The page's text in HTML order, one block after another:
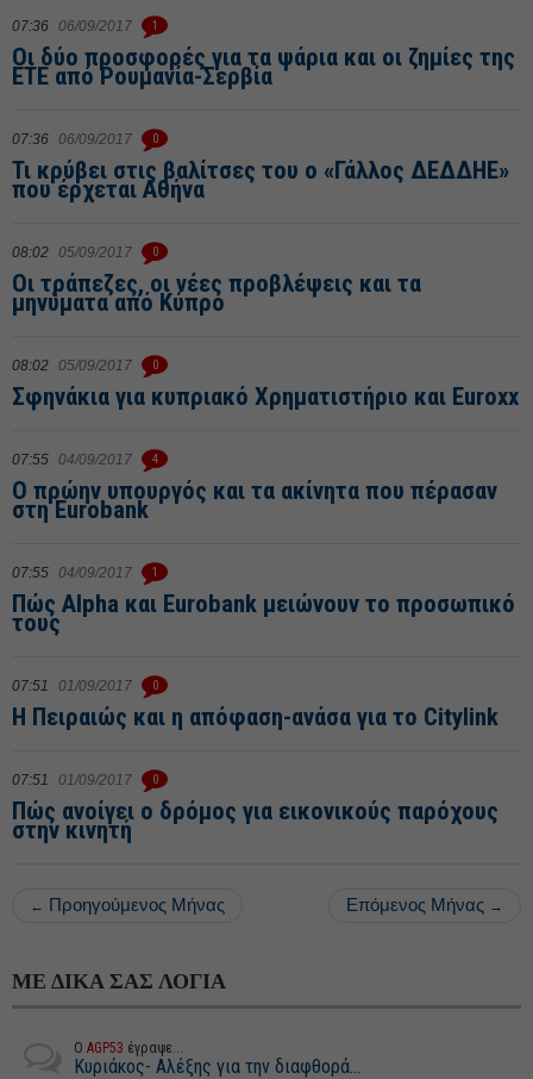
07:36 06/09/2017 1
Οι δύο προσφορές για τα ψάρια και οι ζημίες της
ΕΤΕ από Ρουμανία-Σερβία
07:36 06/09/2017 0
Τι κρύβει στις βαλίτσες του ο «Γάλλος ΔΕΔΔΗΕ»
που έρχεται Αθήνα
08:02 05/09/2017 0
Οι τράπεζες, οι νέες προβλέψεις και τα
μηνύματα από Κύπρο
08:02 05/09/2017 0
Σφηνάκια για κυπριακό Χρηματιστήριο και Euroxx
07:55 04/09/2017 4
Ο πρώην υπουργός και τα ακίνητα που πέρασαν
στη Eurobank
07:55 04/09/2017 1
Πώς Alpha και Eurobank μειώνουν το προσωπικό
τους
07:51 01/09/2017 0
Η Πειραιώς και η απόφαση-ανάσα για το Citylink
07:51 01/09/2017 0
Πώς ανοίγει ο δρόμος για εικονικούς παρόχους
στην κινητή
← Προηγούμενος Μήνας Επόμενος Μήνας →
ΜΕ ΔΙΚΑ ΣΑΣ ΛΟΓΙΑ
Ο AGP53 έγραψε...
Κυριάκος- Αλέξης για την διαφθορά...